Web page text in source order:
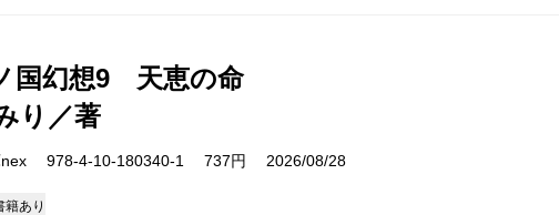
国幻想9 天恵の命
り／著
nex 978-4-10-180340-1 737円 2026/08/28
籍あり